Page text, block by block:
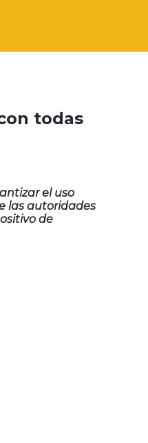
todas
el uso
las autoridades
de